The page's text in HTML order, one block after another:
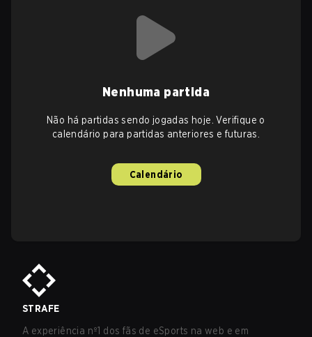
Nenhuma partida
Não há partidas sendo jogadas hoje. Verifique o
calendário para partidas anteriores e futuras.
Calendário
STRAFE
A experiência nº1 dos fãs de eSports na web e em